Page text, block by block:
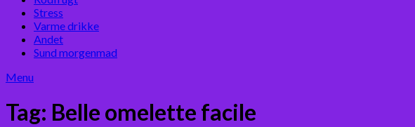
Stress
Varme drikke
Andet
Sund morgenmad
Menu
Tag: Belle omelette facile